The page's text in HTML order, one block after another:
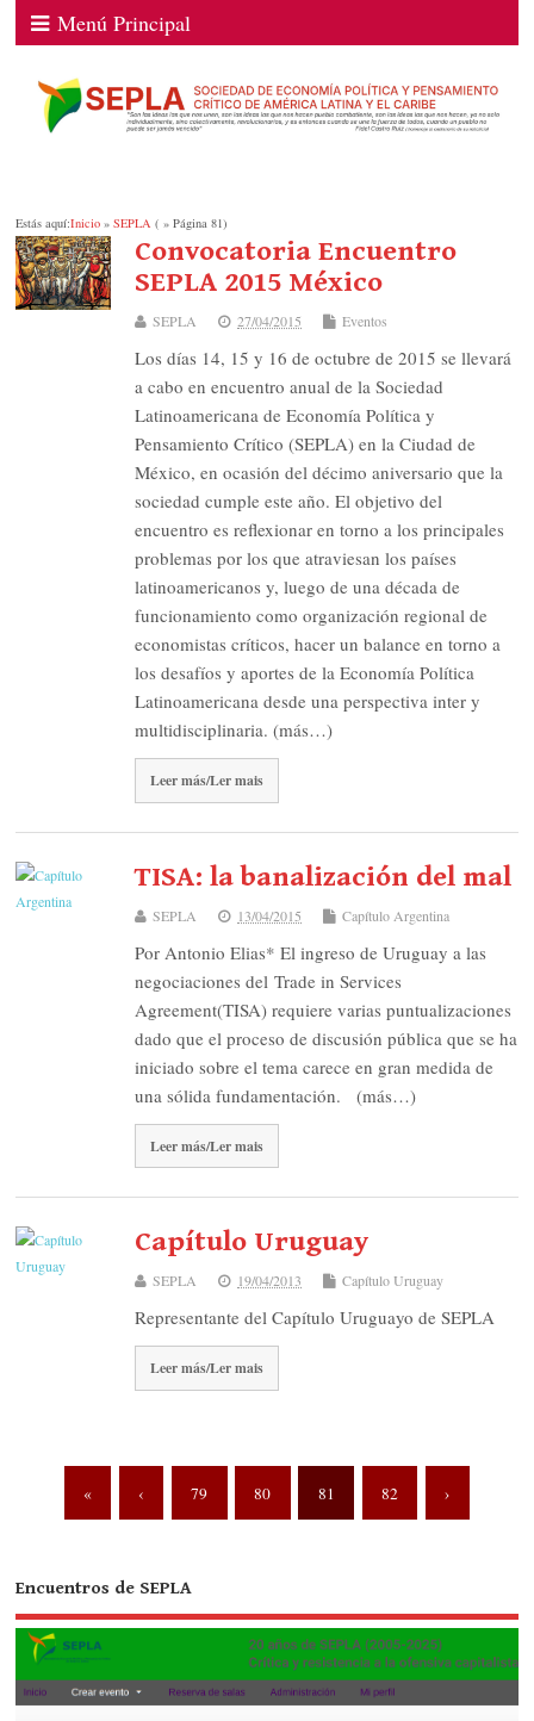
Menú Principal
Estás aquí:Inicio »SEPLA ( » Página 81)
Convocatoria Encuentro
SEPLA 2015 México
SEPLA 27/04/2015 Eventos
Los días 14, 15 y 16 de octubre de 2015 se llevará
a cabo en encuentro anual de la Sociedad
Latinoamericana de Economía Política y
Pensamiento Crítico (SEPLA) en la Ciudad de
México, en ocasión del décimo aniversario que la
sociedad cumple este año. El objetivo del
encuentro es reflexionar en torno a los principales
problemas por los que atraviesan los países
latinoamericanos y, luego de una década de
funcionamiento como organización regional de
economistas críticos, hacer un balance en torno a
los desafíos y aportes de la Economía Política
Latinoamericana desde una perspectiva inter y
multidisciplinaria. (más…)
Leer más/Ler mais
TISA: la banalización del mal
SEPLA 13/04/2015 Capítulo Argentina
Por Antonio Elias* El ingreso de Uruguay a las
negociaciones del Trade in Services
Agreement(TISA) requiere varias puntualizaciones
dado que el proceso de discusión pública que se ha
iniciado sobre el tema carece en gran medida de
una sólida fundamentación. (más…)
Leer más/Ler mais
Capítulo Uruguay
SEPLA 19/04/2013 Capítulo Uruguay
Representante del Capítulo Uruguayo de SEPLA
Leer más/Ler mais
« ‹ 79 80 81 82 ›
Encuentros de SEPLA